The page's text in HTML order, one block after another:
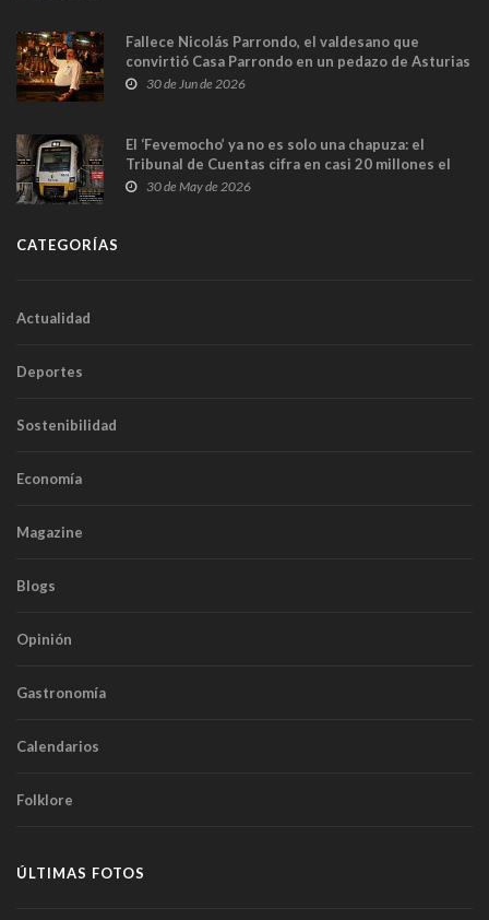
Fallece Nicolás Parrondo, el valdesano que
convirtió Casa Parrondo en un pedazo de Asturias
en Madrid
30 de Jun de 2026
El ‘Fevemocho’ ya no es solo una chapuza: el
Tribunal de Cuentas cifra en casi 20 millones el
sobrecoste de los trenes que no cabían por los
30 de May de 2026
CATEGORÍAS
Actualidad
Deportes
Sostenibilidad
Economía
Magazine
Blogs
Opinión
Gastronomía
Calendarios
Folklore
ÚLTIMAS FOTOS